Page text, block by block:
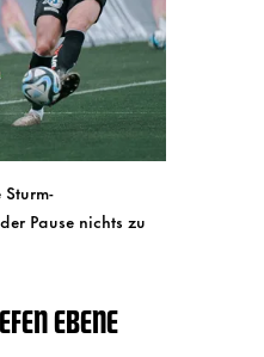
Pause nichts zu
EBENE